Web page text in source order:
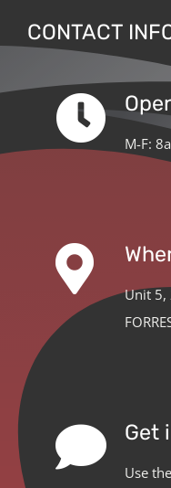
CONTACT
M-F:
Unit 5,
Get
Use